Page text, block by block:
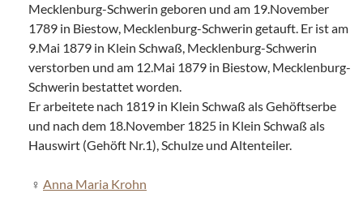
Mecklenburg-Schwerin geboren und am 19.November
1789 in Biestow, Mecklenburg-Schwerin getauft. Er ist am
9.Mai 1879 in Klein Schwaß, Mecklenburg-Schwerin
verstorben und am 12.Mai 1879 in Biestow, Mecklenburg-
Schwerin bestattet worden.
Er arbeitete nach 1819 in Klein Schwaß als Gehöftserbe
und nach dem 18.November 1825 in Klein Schwaß als
Hauswirt (Gehöft Nr.1), Schulze und Altenteiler.
Anna Maria Krohn